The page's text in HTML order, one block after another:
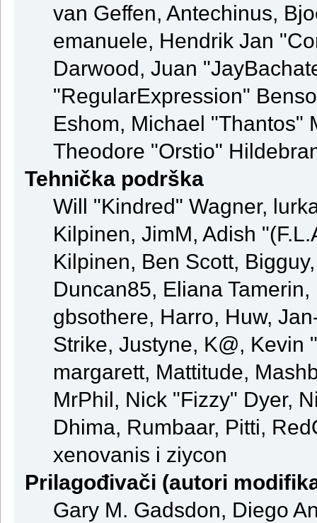
van Geffen, Antechinus,
emanuele, Hendrik Jan
Darwood, Juan
"RegularExpression"
Eshom, Michael "Thantos"
Theodore "Orstio"
Tehnička podrška
Will "Kindred" Wagner,
Kilpinen, JimM, Adish
Kilpinen, Ben Scott,
Duncan85, Eliana
gbsothere, Harro, Huw,
Strike, Justyne, K@, Kevin
margarett, Mattitude,
MrPhil, Nick "Fizzy" Dyer,
Dhima, Rumbaar, Pitti,
xenovanis i ziycon
Prilagođivači (autori
Gary M. Gadsdon, Diego